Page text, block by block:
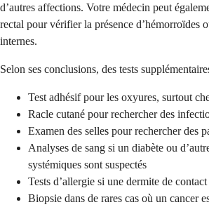
d’autres affections. Votre médecin peut
rectal pour vérifier la présence d’hémorroïdes
internes.
Selon ses conclusions, des tests
Test adhésif pour les oxyures, surtout
Racle cutané pour rechercher des
Examen des selles pour rechercher des
Analyses de sang si un diabète ou
systémiques sont suspectés
Tests d’allergie si une dermite de
Biopsie dans de rares cas où un cancer